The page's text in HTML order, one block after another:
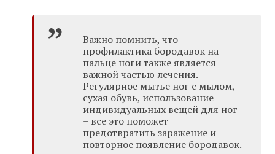
Важно помнить, что
профилактика бородавок на
пальце ноги также является
важной частью лечения.
Регулярное мытье ног с мылом,
сухая обувь, использование
индивидуальных вещей для ног
– все это поможет
предотвратить заражение и
повторное появление бородавок.